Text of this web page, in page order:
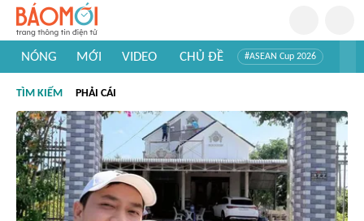
NÓNG MỚI VIDEO CHỦ ĐỀ #ASEAN Cup 2026
#Khám phá thế giới
TÌM KIẾM PHẢI CÁI